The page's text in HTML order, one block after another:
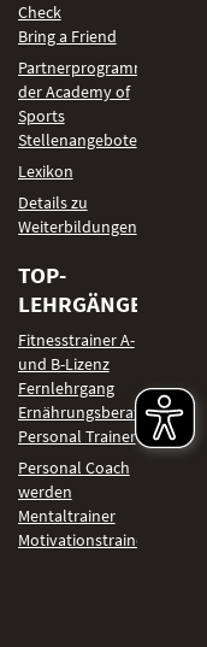
Check
Bring a Friend
Partnerprogramm
der Academy of
Sports
Stellenangebote
Lexikon
Details zu
Weiterbildungen
TOP-
LEHRGÄNGE
Fitnesstrainer A-
und B-Lizenz
Fernlehrgang
Ernährungsberater
Personal Trainer
Personal Coach
werden
Mentaltrainer
Motivationstrainer